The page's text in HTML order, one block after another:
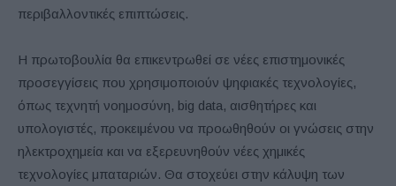
περιβαλλοντικές επιπτώσεις.
Η πρωτοβουλία θα επικεντρωθεί σε νέες επιστημονικές
προσεγγίσεις που χρησιμοποιούν ψηφιακές τεχνολογίες,
όπως τεχνητή νοημοσύνη, big data, αισθητήρες και
υπολογιστές, προκειμένου να προωθηθούν οι γνώσεις στην
ηλεκτροχημεία και να εξερευνηθούν νέες χημικές
τεχνολογίες μπαταριών. Θα στοχεύει στην κάλυψη των